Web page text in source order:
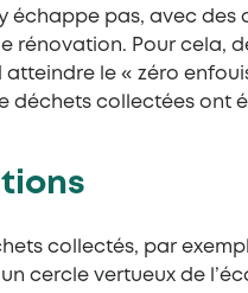
échappe pas, avec
rénovation. Pour cela,
atteindre le « zéro
déchets collectées ont
collectés, par
cercle vertueux de